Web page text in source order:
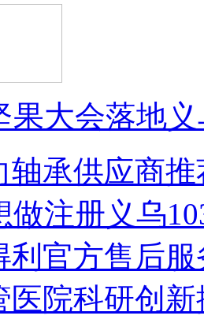
果大会落地
轴承供应商
做注册义乌
利官方售后
医院科研创